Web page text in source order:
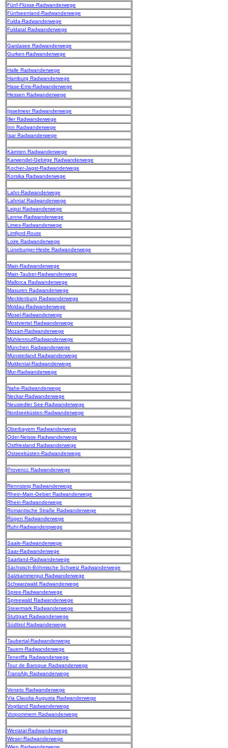
Fünf-Flüsse-Radwanderwege
Fünfseenland-Radwanderwege
Fulda-Radwanderwege
Fuldatal Radwanderwege
Gardasee Radwanderwege
Gurken-Radwanderwege
Halle Radwanderwege
Hamburg Radwanderwege
Hase-Ems-Radwanderwege
Hessen Radwanderwege
Ijsselmeer Radwanderwege
Iller Radwanderwege
Inn Radwanderwege
Isar Radwanderwege
Kärnten Radwanderwege
Karwendel-Gebirge Radwanderwege
Kocher-Jagst-Radwanderwege
Korsika Radwanderwege
Lahn-Radwanderwege
Lahntal Radwanderwege
Leipzi Radwanderwege
Lenne-Radwanderwege
Limes-Radwanderwege
Limfjord-Route
Loire Radwanderwege
Lüneburger-Heide Radwanderwege
Main-Radwanderwege
Main-Tauber-Radwanderwege
Mallorca Radwanderwege
Masuren Radwanderwege
Mecklenburg Radwanderwege
Moldau-Radwanderwege
Mosel-Radwanderwege
Mostviertel Radwanderwege
Mozart-Radwanderwege
MühlenroutRadwanderwege
München Radwanderwege
Münsterland Radwanderwege
Muldental-Radwanderwege
Mur-Radwanderwege
Nahe-Radwanderwege
Neckar-Radwanderwege
Neusiedler See-Radwanderwege
Nordseeküsten-Radwanderwege
Oberbayern Radwanderwege
Oder-Neisse-Radwanderwege
Ostfriesland Radwanderwege
Ostseeküsten-Radwanderwege
Provencc Radwanderwege
Rennsteig Radwanderwege
Rhein-Main-Gebiet Radwanderwege
Rhein-Radwanderwege
Romantische Straße Radwanderwege
Rügen Radwanderwege
Ruhr-Radwanderqwege
Saale-Radwanderwege
Saar-Radwanderwege
Saarland-Radwanderwege
Sächsisch-Böhmische Schweiz Radwanderwege
Salzkammergut Radwanderwege
Schwarzwald Radwanderwege
Spree-Radwanderwege
Spreewald Radwanderwege
Steiermark Radwanderwege
Stuttgart Radwanderwege
Südtirol Radwanderwege
Taubertal-Radwanderwege
Tauern-Radwanderwege
Teneriffa Radwanderwege
Tour de Baroque Radwanderwege
TransAlp Radwanderwege
Veneto Radwanderwege
Via Claudia Augusta Radwanderwege
Vogtland Radwanderwege
Vorpommern Radwanderwege
Werratal-Radwanderwege
Weser-Radwanderwege
Wien Radwanderwege